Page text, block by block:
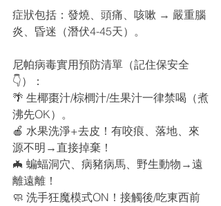
症狀包括：發燒、頭痛、咳嗽 → 嚴重腦
炎、昏迷（潛伏4-45天）。
尼帕病毒實用預防清單（記住保安全
👇）：
🌴 生椰棗汁/棕櫚汁/生果汁一律禁喝（煮
沸先OK）。
🍎 水果洗淨+去皮！有咬痕、落地、來
源不明→直接掉棄！
🦇 蝙蝠洞穴、病豬病馬、野生動物→遠
離遠離！
🧼 洗手狂魔模式ON！接觸後/吃東西前